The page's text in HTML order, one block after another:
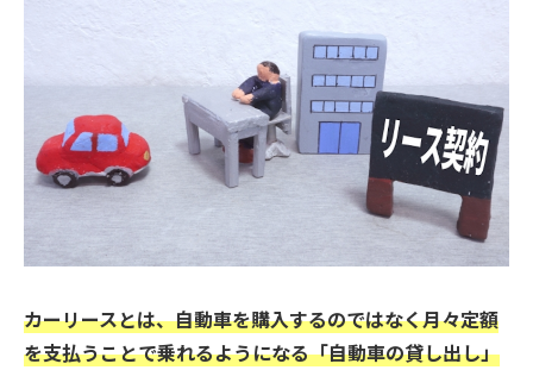
カーリースとは、自動車を購入するのではなく月々定額
を支払うことで乗れるようになる「自動車の貸し出し」